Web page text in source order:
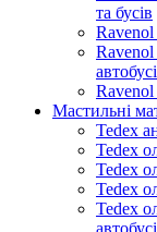
та бусів
Ravenol
Ravenol
Мастильні
Tedex
Tedex
Tedex
Tedex
Tedex